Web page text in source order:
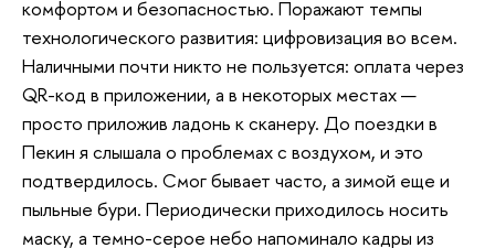
комфортом и безопасностью. Поражают темпы
технологического развития: цифровизация во всем.
Наличными почти никто не пользуется: оплата через
QR-код в приложении, а в некоторых местах —
просто приложив ладонь к сканеру. До поездки в
Пекин я слышала о проблемах с воздухом, и это
подтвердилось. Смог бывает часто, а зимой еще и
пыльные бури. Периодически приходилось носить
маску, а темно-серое небо напоминало кадры из